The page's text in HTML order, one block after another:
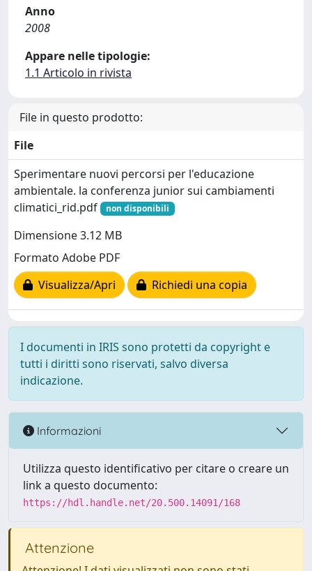
Anno
2008
Appare nelle tipologie:
1.1 Articolo in rivista
File in questo prodotto:
File
Sperimentare nuovi percorsi per l'educazione
ambientale. la conferenza junior sui cambiamenti
climatici_rid.pdf
non disponibili
Dimensione 3.12 MB
Formato Adobe PDF
Visualizza/Apri
Richiedi una copia
I documenti in IRIS sono protetti da copyright e
tutti i diritti sono riservati, salvo diversa
indicazione.
Informazioni
Utilizza questo identificativo per citare o creare un
link a questo documento:
https://hdl.handle.net/20.500.14091/168
Attenzione